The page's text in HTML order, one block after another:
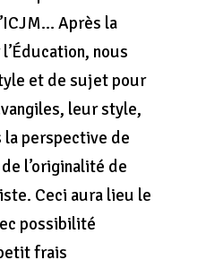
Après la
nous
et de sujet pour
leur style,
perspective de
l’originalité de
Ceci aura lieu le
possibilité
frais